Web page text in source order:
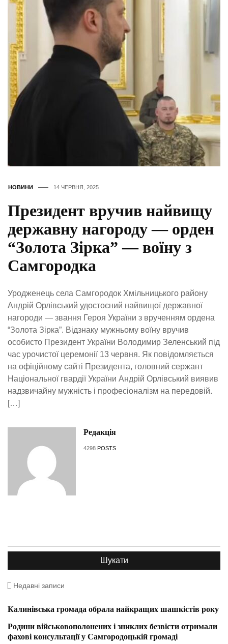
НОВИНИ 14 ЧЕРВНЯ, 2025
Президент вручив найвищу
державну нагороду — орден
“Золота Зірка” — воїну з
Самгородка
Уродженець села Самгородок Хмільницького району
Андрій Орлівський удостоєний найвищої державної
нагороди — звання Героя України з врученням ордена
“Золота Зірка”. Відзнаку мужньому воїну вручив
особисто Президент України Володимир Зеленський під
час урочистої церемонії 13 червня. Як повідомляється
на офіційному сайті Президента, головний сержант
Національної гвардії України Андрій Орлівський виявив
надзвичайну мужність і професіоналізм на передовій.
[…]
Редакція
4298 POSTS
Недавні записи
Калинівська громада обрала найкращих шашкістів року
Родини військовополонених і зниклих безвісти отримали
фахові консультації у Самгородоцькій громаді